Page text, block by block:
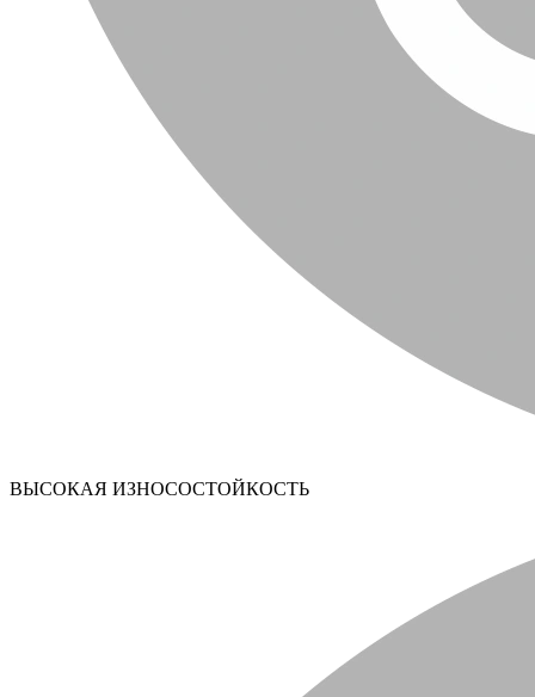
ВЫСОКАЯ ИЗНОСОСТОЙКОСТЬ